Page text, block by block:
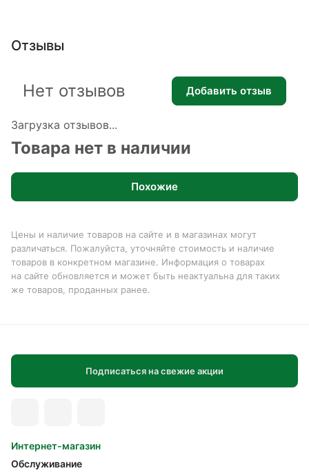
Отзывы
Загрузка отзывов...
Нет отзывов Добавить отзыв
Товара нет в наличии
Похожие
Цены и наличие товаров на сайте и в магазинах могут
различаться. Пожалуйста, уточняйте стоимость и наличие
товаров в конкретном магазине. Информация о товарах
на сайте обновляется и может быть неактуальна для таких
же товаров, проданных ранее.
Подписаться на свежие акции
Интернет-магазин
Обслуживание